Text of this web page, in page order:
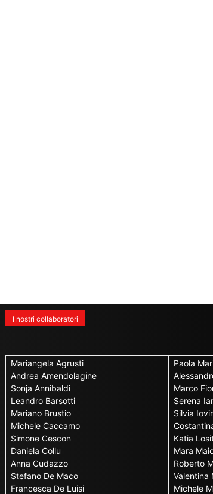
I nostri collaboratori
Mariangela Agrusti
Andrea Amendolagine
Sonja Annibaldi
Leandro Barsotti
Mariano Brustio
Michele Caccamo
Simone Cescon
Daniela Collu
Anna Cudazzo
Stefano De Maco
Francesca De Luisi
Paola
Marco
Serena
Silvia
Katia
Mara
Roberto
Valentina
Michele